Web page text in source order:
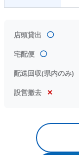
店頭貸出 ◯
宅配便 ◯
配送回収(県内のみ)
設営撤去 ✕